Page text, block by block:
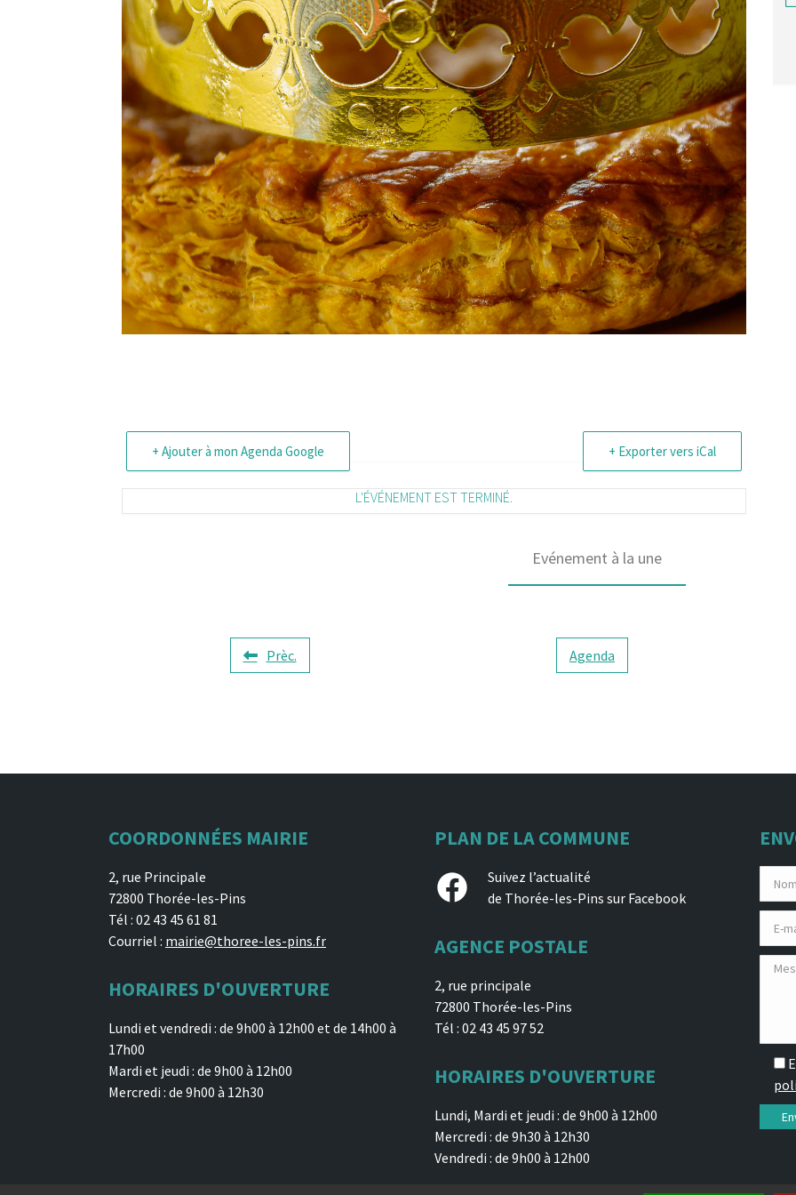
+ Ajouter à mon Agenda Google + Exporter vers iCal
L'ÉVÉNEMENT EST TERMINÉ.
Evénement à la une
Prèc. Agenda
COORDONNÉES MAIRIE
2, rue Principale
72800 Thorée-les-Pins
Tél : 02 43 45 61 81
Courriel : mairie@thoree-les-pins.fr
HORAIRES D'OUVERTURE
Lundi et vendredi : de 9h00 à 12h00 et de 14h00 à
17h00
Mardi et jeudi : de 9h00 à 12h00
Mercredi : de 9h00 à 12h30
PLAN DE LA COMMUNE
Facebook
Suivez l’actualité
de Thorée-les-Pins sur Facebook
AGENCE POSTALE
2, rue principale
72800 Thorée-les-Pins
Tél : 02 43 45 97 52
HORAIRES D'OUVERTURE
Lundi, Mardi et jeudi : de 9h00 à 12h00
Mercredi : de 9h30 à 12h30
Vendredi : de 9h00 à 12h00